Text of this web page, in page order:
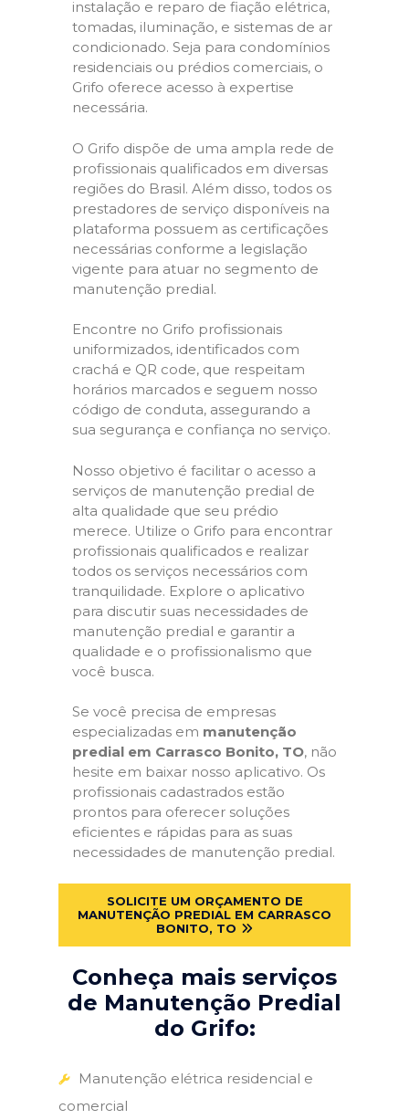
instalação e reparo de fiação elétrica,
tomadas, iluminação, e sistemas de ar
condicionado. Seja para condomínios
residenciais ou prédios comerciais, o
Grifo oferece acesso à expertise
necessária.
O Grifo dispõe de uma ampla rede de
profissionais qualificados em diversas
regiões do Brasil. Além disso, todos os
prestadores de serviço disponíveis na
plataforma possuem as certificações
necessárias conforme a legislação
vigente para atuar no segmento de
manutenção predial.
Encontre no Grifo profissionais
uniformizados, identificados com
crachá e QR code, que respeitam
horários marcados e seguem nosso
código de conduta, assegurando a
sua segurança e confiança no serviço.
Nosso objetivo é facilitar o acesso a
serviços de manutenção predial de
alta qualidade que seu prédio
merece. Utilize o Grifo para encontrar
profissionais qualificados e realizar
todos os serviços necessários com
tranquilidade. Explore o aplicativo
para discutir suas necessidades de
manutenção predial e garantir a
qualidade e o profissionalismo que
você busca.
Se você precisa de empresas
especializadas em manutenção
predial em Carrasco Bonito, TO, não
hesite em baixar nosso aplicativo. Os
profissionais cadastrados estão
prontos para oferecer soluções
eficientes e rápidas para as suas
necessidades de manutenção predial.
SOLICITE UM ORÇAMENTO DE
MANUTENÇÃO PREDIAL EM CARRASCO
BONITO, TO
Conheça mais serviços
de Manutenção Predial
do Grifo:
Manutenção elétrica residencial e
comercial